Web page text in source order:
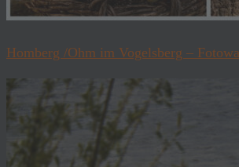
Homberg /Ohm im Vogelsberg –